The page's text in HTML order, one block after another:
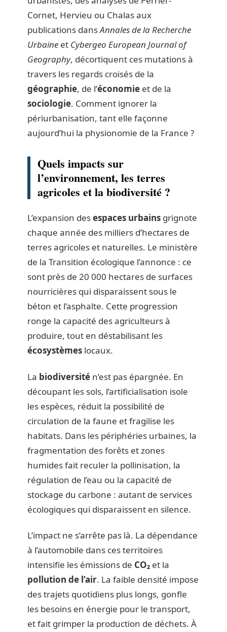
Cornet, Hervieu ou Chalas aux
publications dansAnnales de la Recherche
Urbaine et Cybergeo European Journal of
Geography, décortiquent ces mutations à
travers les regards croisés de la
géographie, de l’économie et de la
sociologie. Comment ignorer la
périurbanisation, tant elle façonne
aujourd’hui la physionomie de la France ?
Quels impacts sur
l’environnement, les terres
agricoles et la biodiversité ?
L’expansion desespaces urbains grignote
chaque année des milliers d’hectares de
terres agricoles et naturelles. Le ministère
de la Transition écologique l’annonce : ce
sont près de 20 000 hectares de surfaces
nourricières qui disparaissent sous le
béton et l’asphalte. Cette progression
ronge la capacité des agriculteurs à
produire, tout en déstabilisant les
écosystèmes locaux.
La biodiversité n’est pas épargnée. En
découpant les sols, l’artificialisation isole
les espèces, réduit la possibilité de
circulation de la faune et fragilise les
habitats. Dans les périphéries urbaines, la
fragmentation des forêts et zones
humides fait reculer la pollinisation, la
régulation de l’eau ou la capacité de
stockage du carbone : autant de services
écologiques qui disparaissent en silence.
L’impact ne s’arrête pas là. La dépendance
à l’automobile dans ces territoires
intensifie les émissions de CO₂ et la
pollution de l’air. La faible densité impose
des trajets quotidiens plus longs, gonfle
les besoins en énergie pour le transport,
et fait grimper la production de déchets. À